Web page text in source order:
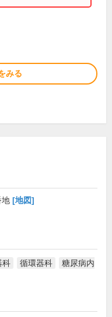
みる
地 [地図]
科 循環器科
糖尿病内